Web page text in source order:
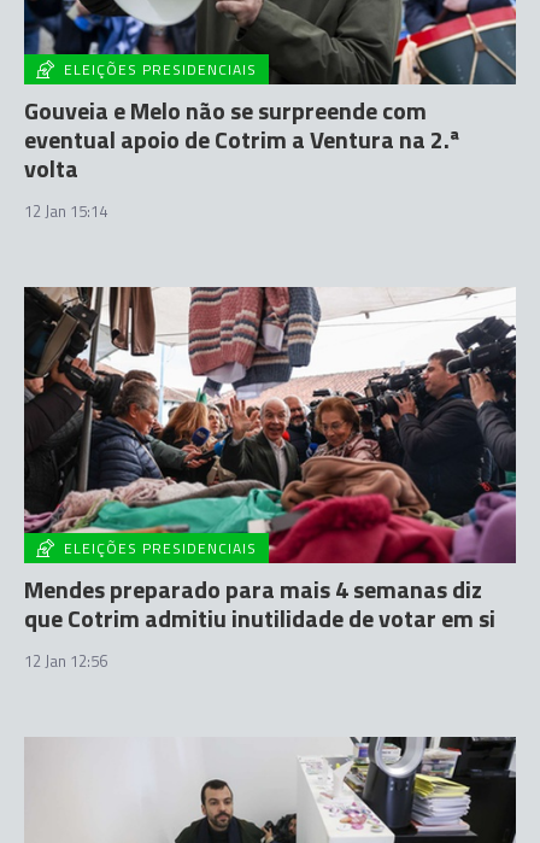
ELEIÇÕES PRESIDENCIAIS
Gouveia e Melo não se surpreende com
eventual apoio de Cotrim a Ventura na 2.ª
volta
12 Jan 15:14
ELEIÇÕES PRESIDENCIAIS
Mendes preparado para mais 4 semanas diz
que Cotrim admitiu inutilidade de votar em si
12 Jan 12:56